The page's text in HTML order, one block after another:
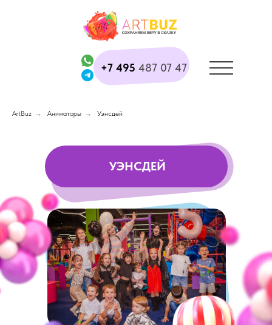
+7 495 487 07 47
ArtBuz → Аниматоры → Уэнсдей
УЭНСДЕЙ